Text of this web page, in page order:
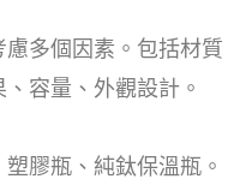
多個因素。包括材質
容量、外觀設計。
膠瓶、純鈦保溫瓶。